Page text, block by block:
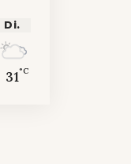
Di.
31°C